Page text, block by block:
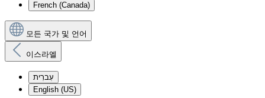
French (Canada)
모든 국가 및 언어
이스라엘
עִברִית
English (US)